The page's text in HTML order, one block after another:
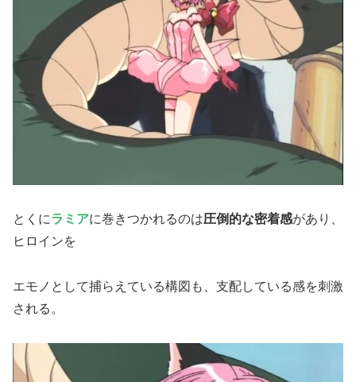
とくにラミアに巻きつかれるのは圧倒的な密着感があり、
ヒロインを
エモノとして捕らえている構図も、支配している感を刺激
される。